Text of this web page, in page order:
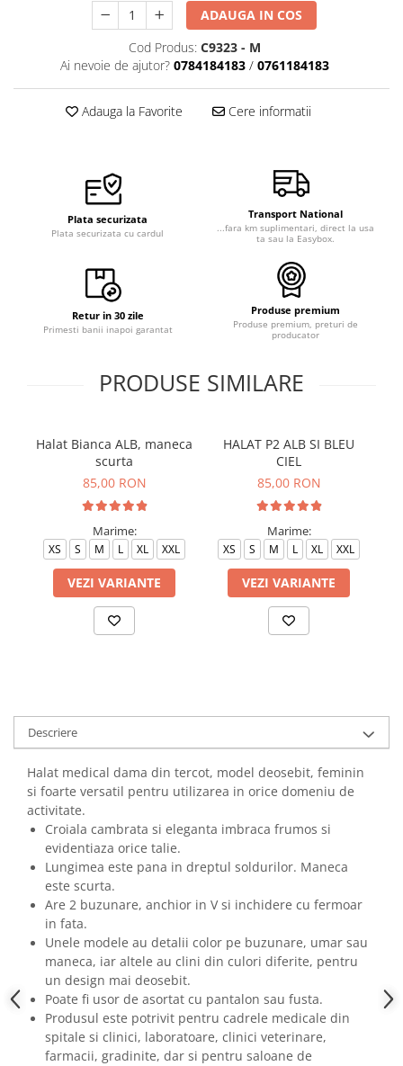
ADAUGA IN COS
Cod Produs: C9323 - M
Ai nevoie de ajutor? 0784184183 / 0761184183
Adauga la Favorite Cere informatii
Plata securizata
Plata securizata cu cardul
Transport National
...fara km suplimentari, direct la usa
ta sau la Easybox.
Retur in 30 zile
Primesti banii inapoi garantat
Produse premium
Produse premium, preturi de
producator
PRODUSE SIMILARE
Halat Bianca ALB, maneca
scurta
85,00 RON
Marime:
XS S M L XL XXL
VEZI VARIANTE
HALAT P2 ALB SI BLEU
CIEL
85,00 RON
Marime:
XS S M L XL XXL
VEZI VARIANTE
Descriere
Halat medical dama din tercot, model deosebit, feminin
si foarte versatil pentru utilizarea in orice domeniu de
activitate.
Croiala cambrata si eleganta imbraca frumos si
evidentiaza orice talie.
Lungimea este pana in dreptul soldurilor. Maneca
este scurta.
Are 2 buzunare, anchior in V si inchidere cu fermoar
in fata.
Unele modele au detalii color pe buzunare, umar sau
maneca, iar altele au clini din culori diferite, pentru
un design mai deosebit.
Poate fi usor de asortat cu pantalon sau fusta.
Produsul este potrivit pentru cadrele medicale din
spitale si clinici, laboratoare, clinici veterinare,
farmacii, gradinite, dar si pentru saloane de